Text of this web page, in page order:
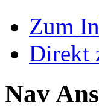
Zum
Direkt
Nav